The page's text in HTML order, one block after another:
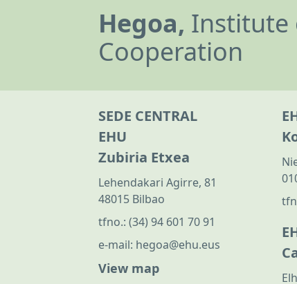
Hegoa, Institute
Cooperation
SEDE CENTRAL
EHU
Zubiria Etxea
Lehendakari Agirre, 81
48015 Bilbao
tfno.: (34) 94 601 70 91
e-mail: hegoa@ehu.eus
View map